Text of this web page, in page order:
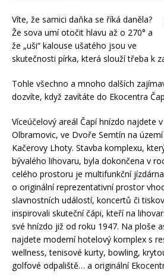
Víte, že samici daňka se říká daněla?
Že sova umí otočit hlavu až o 270° a
že „uši“ kalouse ušatého jsou ve
skutečnosti pírka, která slouží třeba k
Tohle všechno a mnoho dalších
dozvíte, když zavítáte do Ekocentra
Víceúčelový areál Čapí hnízdo najdete
Olbramovic, ve Dvoře Semtín na
Kačerovy Lhoty. Stavba komplexu,
bývalého lihovaru, byla dokončena v
celého prostoru je multifunkční jízdárna
o originální reprezentativní prostor
slavnostních událostí, koncertů či
inspirovali skuteční čápi, kteří na
své hnízdo již od roku 1947. Na ploše
najdete moderní hotelový komplex s
wellness, tenisové kurty, bowling,
golfové odpaliště… a originální